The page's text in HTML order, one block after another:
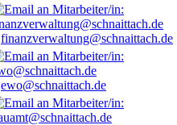
finanzverwaltung@schnaittach.de
ewo@schnaittach.de